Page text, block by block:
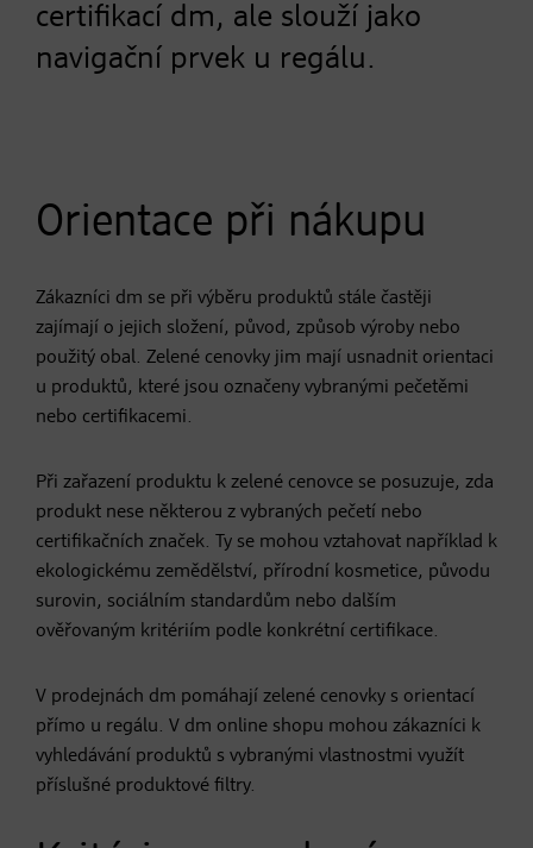
certifikací dm, ale slouží jako
navigační prvek u regálu.
Orientace při nákupu
Zákazníci dm se při výběru produktů stále častěji
zajímají o jejich složení, původ, způsob výroby nebo
použitý obal. Zelené cenovky jim mají usnadnit orientaci
u produktů, které jsou označeny vybranými pečetěmi
nebo certifikacemi.
Při zařazení produktu k zelené cenovce se posuzuje, zda
produkt nese některou z vybraných pečetí nebo
certifikačních značek. Ty se mohou vztahovat například k
ekologickému zemědělství, přírodní kosmetice, původu
surovin, sociálním standardům nebo dalším
ověřovaným kritériím podle konkrétní certifikace.
V prodejnách dm pomáhají zelené cenovky s orientací
přímo u regálu. V dm online shopu mohou zákazníci k
vyhledávání produktů s vybranými vlastnostmi využít
příslušné produktové filtry.